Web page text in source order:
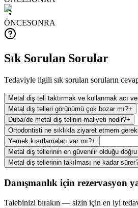
ÖNCESONRA
Sık Sorulan Sorular
Tedaviyle ilgili sık sorulan soruların
Metal diş teli taktırmak ve kullanmak acı
Metal diş telleri görünümü çok bozar mı?+
Dubai'de metal diş telinin maliyeti nedir?+
Ortodontisti ne sıklıkla ziyaret etmem
Yemek kısıtlamaları var mı?+
Metal diş tellerinin en güvenilir olduğu
Metal diş tellerinin takılması ne kadar
Danışmanlık için rezervasyon
Talebinizi bırakın — sizin için en iyi